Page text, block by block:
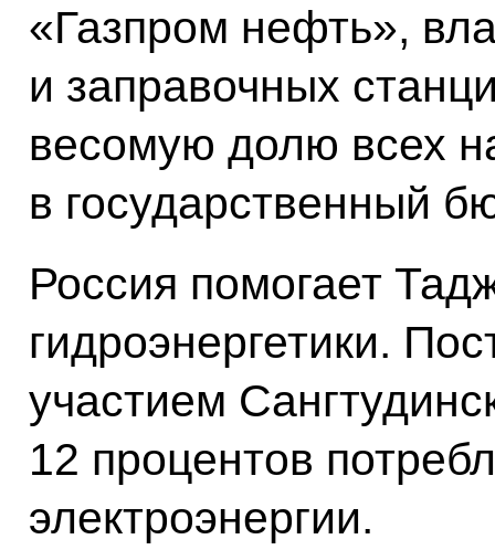
«Газпром нефть»,
и заправочных
весомую долю всех
в государственный
Россия помогает
гидроэнергетики.
участием
12 процентов
электроэнергии.